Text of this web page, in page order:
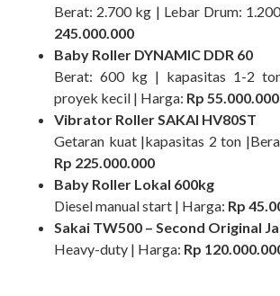
Berat: 2.700 kg | Lebar Drum:
245.000.000
Baby Roller DYNAMIC DDR 60
Berat: 600 kg | kapasitas 1-2
proyek kecil | Harga: Rp 55.000.000
Vibrator Roller SAKAI HV80ST
Getaran kuat |kapasitas 2 ton
Rp 225.000.000
Baby Roller Lokal 600kg
Diesel manual start | Harga: Rp
Sakai TW500 – Second Original
Heavy-duty | Harga: Rp